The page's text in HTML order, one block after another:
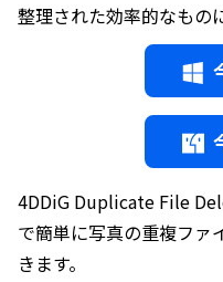
整理された効率的なもの
4DDiG Duplicate File
で簡単に写真の重複ファ
きます。